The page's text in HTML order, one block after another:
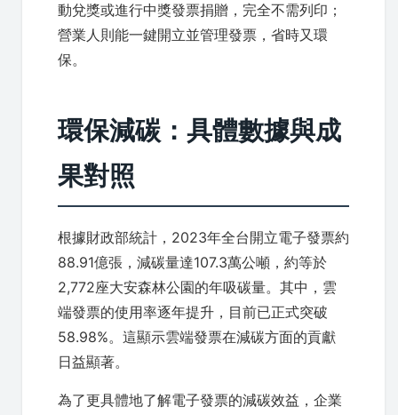
動兌獎或進行中獎發票捐贈，完全不需列印；
營業人則能一鍵開立並管理發票，省時又環
保。
環保減碳：具體數據與成
果對照
根據財政部統計，2023年全台開立電子發票約
88.91億張，減碳量達107.3萬公噸，約等於
2,772座大安森林公園的年吸碳量。其中，雲
端發票的使用率逐年提升，目前已正式突破
58.98%。這顯示雲端發票在減碳方面的貢獻
日益顯著。
為了更具體地了解電子發票的減碳效益，企業